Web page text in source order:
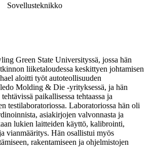
Sovellusteknikko
Green State Universityssä, jossa hän
liiketaloudessa keskittyen johtamisen
aloitti työt autoteollisuuden
Molding & Die -yrityksessä, ja hän
paikallisessa tehtaassa ja
testilaboratoriossa. Laboratoriossa hän oli
asiakirjojen valvonnasta ja
lukien laitteiden käyttö, kalibrointi,
vianmääritys. Hän osallistui myös
rakentamiseen ja ohjelmistojen